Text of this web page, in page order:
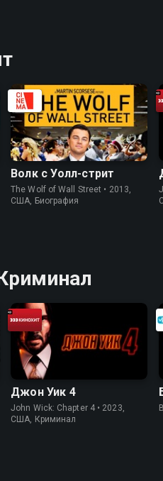
Волк с Уолл-стрит
The Wolf of Wall Street • 2013,
США, Биография
Джон Уик 4
John Wick: Chapter 4 • 2023,
США, Криминал